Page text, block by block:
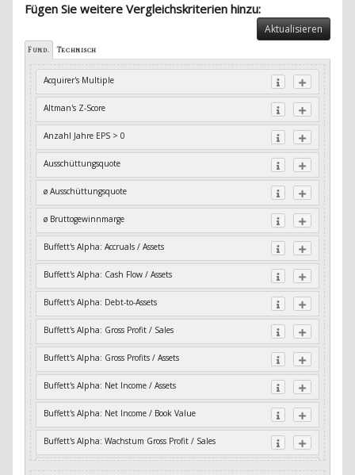
Fügen Sie weitere Vergleichskriterien hinzu:
Aktualisieren
Fund. Technisch
Acquirer's Multiple
Altman's Z-Score
Anzahl Jahre EPS > 0
Ausschüttungsquote
ø Ausschüttungsquote
ø Bruttogewinnmarge
Buffett's Alpha: Accruals / Assets
Buffett's Alpha: Cash Flow / Assets
Buffett's Alpha: Debt-to-Assets
Buffett's Alpha: Gross Profit / Sales
Buffett's Alpha: Gross Profits / Assets
Buffett's Alpha: Net Income / Assets
Buffett's Alpha: Net Income / Book Value
Buffett's Alpha: Wachstum Gross Profit / Sales
Buffett's Alpha: Wachstum Residual Cash Flow / Assets